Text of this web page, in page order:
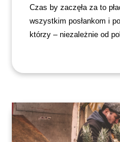
Czas by zaczęła za to
wszystkim posłankom i
którzy – niezależnie od
podziałami – wsparli te